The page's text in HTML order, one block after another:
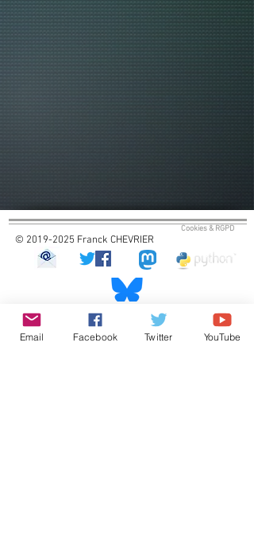
Cookies & RGPD
© 2019-2025 Franck CHEVRIER
Email Facebook Twitter YouTube